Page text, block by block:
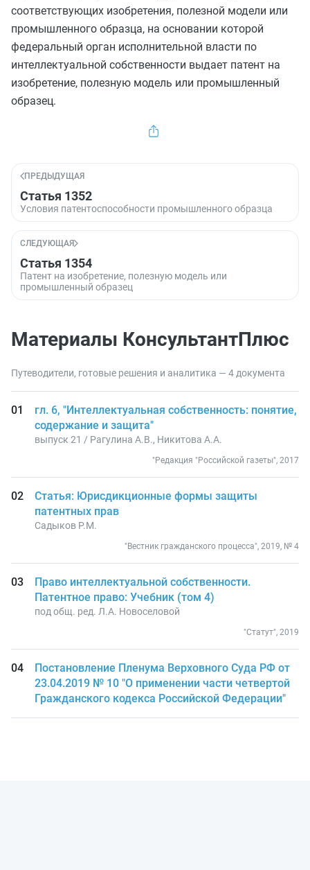
соответствующих изобретения, полезной модели или
промышленного образца, на основании которой
федеральный орган исполнительной власти по
интеллектуальной собственности выдает патент на
изобретение, полезную модель или промышленный
образец.
ПРЕДЫДУЩАЯ
Статья 1352
Условия патентоспособности промышленного образца
СЛЕДУЮЩАЯ
Статья 1354
Патент на изобретение, полезную модель или
промышленный образец
Материалы КонсультантПлюс
Путеводители, готовые решения и аналитика — 4 документа
гл. 6, "Интеллектуальная собственность: понятие,
содержание и защита"
выпуск 21 / Рагулина А.В., Никитова А.А.
"Редакция "Российской газеты", 2017
Статья: Юрисдикционные формы защиты
патентных прав
Садыков Р.М.
"Вестник гражданского процесса", 2019, № 4
Право интеллектуальной собственности.
Патентное право: Учебник (том 4)
под общ. ред. Л.А. Новоселовой
"Статут", 2019
Постановление Пленума Верховного Суда РФ от
23.04.2019 № 10 "О применении части четвертой
Гражданского кодекса Российской Федерации"